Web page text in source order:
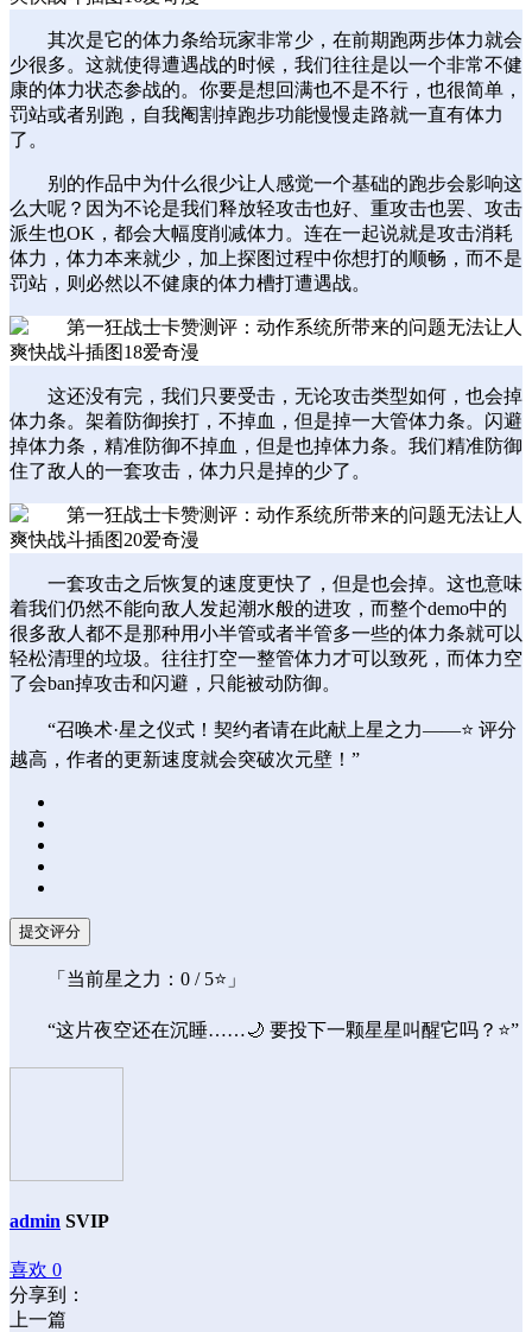
其次是它的体力条给玩家非常少，在前期跑两步体力就会
少很多。这就使得遭遇战的时候，我们往往是以一个非常不健
康的体力状态参战的。你要是想回满也不是不行，也很简单，
罚站或者别跑，自我阉割掉跑步功能慢慢走路就一直有体力
了。
别的作品中为什么很少让人感觉一个基础的跑步会影响这
么大呢？因为不论是我们释放轻攻击也好、重攻击也罢、攻击
派生也OK，都会大幅度削减体力。连在一起说就是攻击消耗
体力，体力本来就少，加上探图过程中你想打的顺畅，而不是
罚站，则必然以不健康的体力槽打遭遇战。
这还没有完，我们只要受击，无论攻击类型如何，也会掉
体力条。架着防御挨打，不掉血，但是掉一大管体力条。闪避
掉体力条，精准防御不掉血，但是也掉体力条。我们精准防御
住了敌人的一套攻击，体力只是掉的少了。
一套攻击之后恢复的速度更快了，但是也会掉。这也意味
着我们仍然不能向敌人发起潮水般的进攻，而整个demo中的
很多敌人都不是那种用小半管或者半管多一些的体力条就可以
轻松清理的垃圾。往往打空一整管体力才可以致死，而体力空
了会ban掉攻击和闪避，只能被动防御。
“召唤术·星之仪式！契约者请在此献上星之力——⭐ 评分
越高，作者的更新速度就会突破次元壁！”
提交评分
「当前星之力： 0 / 5⭐」
“这片夜空还在沉睡……🌙 要投下一颗星星叫醒它吗？⭐”
admin SVIP
喜欢 0
分享到：
上一篇